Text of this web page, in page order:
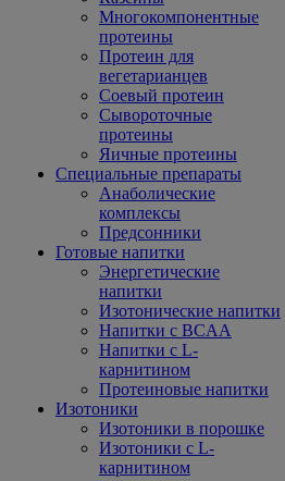
Многокомпонентные
протеины
Протеин для
вегетарианцев
Соевый протеин
Сывороточные
протеины
Яичные протеины
Специальные препараты
Анаболические
комплексы
Предсонники
Готовые напитки
Энергетические
напитки
Изотонические напитки
Напитки с BCAA
Напитки с L-
карнитином
Протеиновые напитки
Изотоники
Изотоники в порошке
Изотоники с L-
карнитином